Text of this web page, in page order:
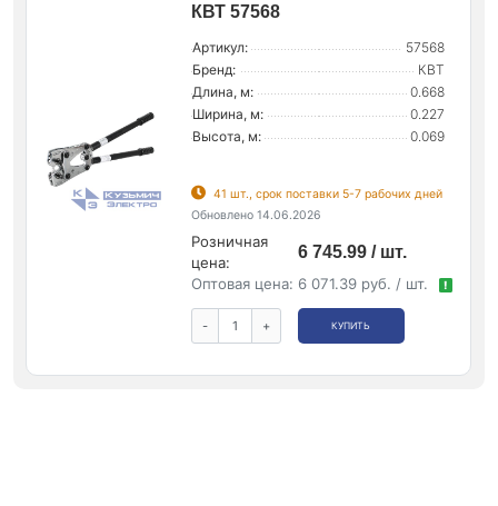
КВТ 57568
Артикул:
57568
Бренд:
КВТ
Длина, м:
0.668
Ширина, м:
0.227
Высота, м:
0.069
41 шт., срок поставки 5-7 рабочих дней
Обновлено 14.06.2026
Розничная
цена:
6 745.99 / шт.
Оптовая цена: 6 071.39 руб. / шт. !
- + КУПИТЬ